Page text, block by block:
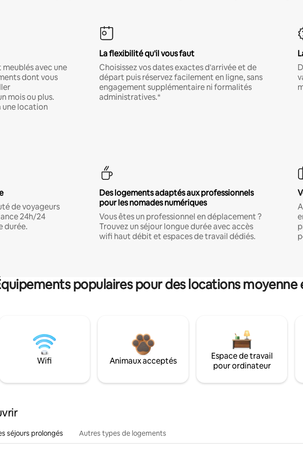
avec une
dont vous
mois ou plus.
une location
La flexibilité qu'il vous faut
Choisissez vos dates exactes d'arrivée et de
départ puis réservez facilement en ligne, sans
engagement supplémentaire ni formalités
administratives.*
de voyageurs
24h/24
durée.
Des logements adaptés aux professionnels
pour les nomades numériques
Vous êtes un professionnel en déplacement ?
Trouvez un séjour longue durée avec accès
wifi haut débit et espaces de travail dédiés.
populaires pour des locations
Wifi Animaux acceptés
Espace de travail
pour ordinateur
séjours prolongés Autres types de logements